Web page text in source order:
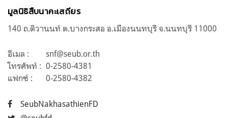
มูลนิธิสืบนาคะเสถียร
140 ถ.ติวานนท์ ต.บางกระสอ อ.เมืองนนทบุรี จ.นนทบุรี 11000
อีเมล :
snf@seub.or.th
โทรศัพท์ : 0-2580-4381
แฟกซ์ :
0-2580-4382
SeubNakhasathienFD